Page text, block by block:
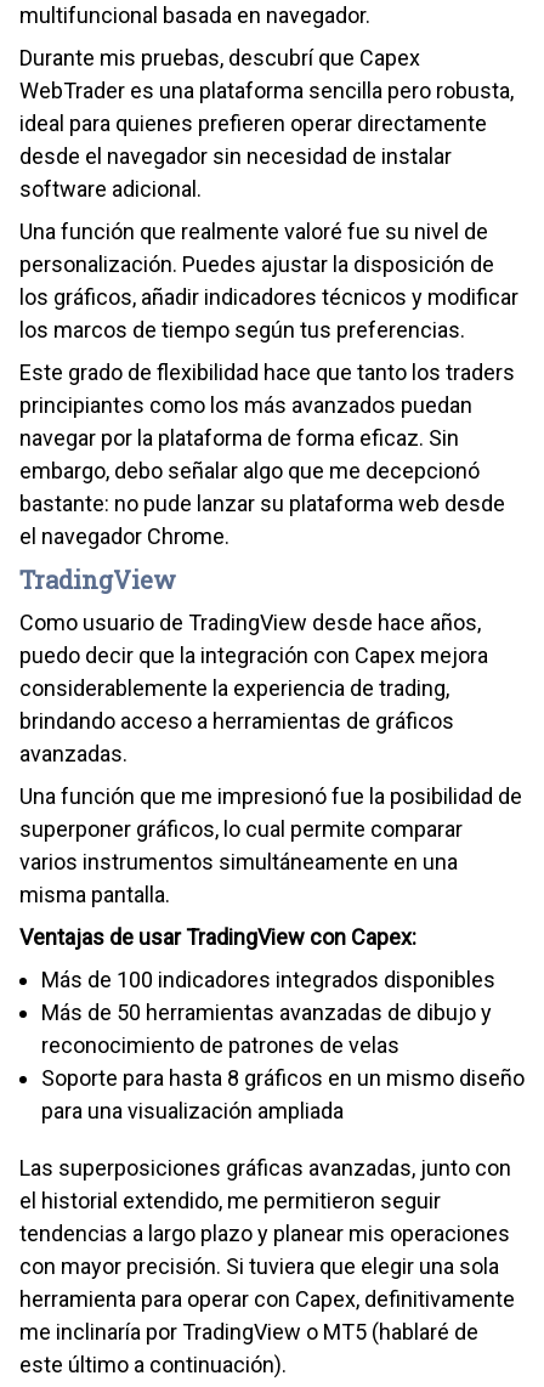
multifuncional basada en navegador.
Durante mis pruebas, descubrí que Capex
WebTrader es una plataforma sencilla pero robusta,
ideal para quienes prefieren operar directamente
desde el navegador sin necesidad de instalar
software adicional.
Una función que realmente valoré fue su nivel de
personalización. Puedes ajustar la disposición de
los gráficos, añadir indicadores técnicos y modificar
los marcos de tiempo según tus preferencias.
Este grado de flexibilidad hace que tanto los traders
principiantes como los más avanzados puedan
navegar por la plataforma de forma eficaz. Sin
embargo, debo señalar algo que me decepcionó
bastante: no pude lanzar su plataforma web desde
el navegador Chrome.
TradingView
Como usuario de TradingView desde hace años,
puedo decir que la integración con Capex mejora
considerablemente la experiencia de trading,
brindando acceso a herramientas de gráficos
avanzadas.
Una función que me impresionó fue la posibilidad de
superponer gráficos, lo cual permite comparar
varios instrumentos simultáneamente en una
misma pantalla.
Ventajas de usar TradingView con Capex:
Más de 100 indicadores integrados disponibles
Más de 50 herramientas avanzadas de dibujo y
reconocimiento de patrones de velas
Soporte para hasta 8 gráficos en un mismo diseño
para una visualización ampliada
Las superposiciones gráficas avanzadas, junto con
el historial extendido, me permitieron seguir
tendencias a largo plazo y planear mis operaciones
con mayor precisión. Si tuviera que elegir una sola
herramienta para operar con Capex, definitivamente
me inclinaría por TradingView o MT5 (hablaré de
este último a continuación).